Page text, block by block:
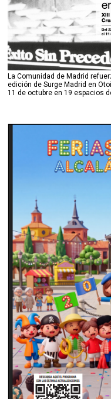
La Comunidad de Madrid
edición de Surge Madrid en
11 de octubre en 19 espacios